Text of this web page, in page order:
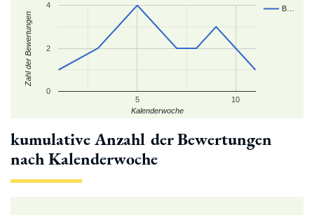
B…
5 10
0
2
4
Kalenderwoche
Zahl der Bewertungen
kumulative Anzahl der Bewertungen
nach Kalenderwoche